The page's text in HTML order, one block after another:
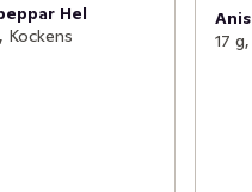
Hel
Kockens
17